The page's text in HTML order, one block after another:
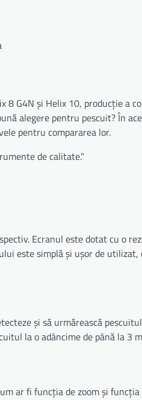
G4N și Helix 10, producție a
alegere pentru pescuit? În
pentru compararea lor.
de calitate."
Ecranul este dotat cu o
este simplă și ușor de
și să urmărească
la o adâncime de până la 3
ar fi funcția de zoom și